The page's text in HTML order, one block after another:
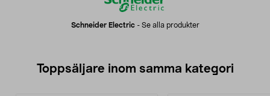
Schneider Electric- Se alla produkter
Toppsäljare inom samma kategori